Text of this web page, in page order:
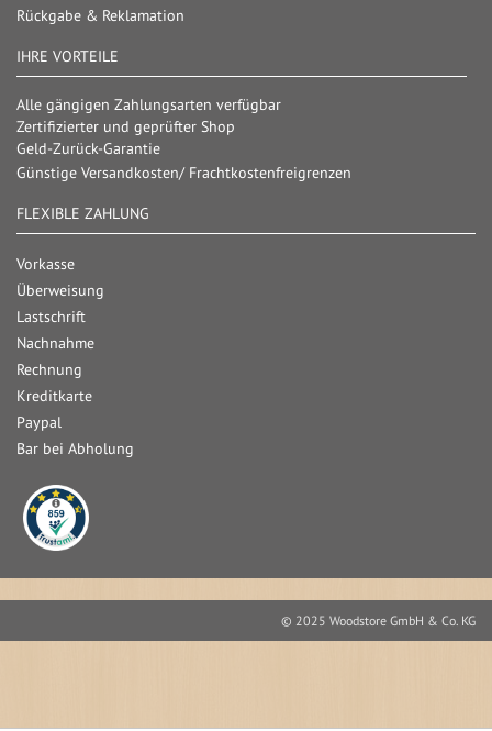
Rückgabe & Reklamation
IHRE VORTEILE
Alle gängigen Zahlungsarten verfügbar
Zertifizierter und geprüfter Shop
Geld-Zurück-Garantie
Günstige Versandkosten/ Frachtkostenfreigrenzen
FLEXIBLE ZAHLUNG
Vorkasse
Überweisung
Lastschrift
Nachnahme
Rechnung
Kreditkarte
Paypal
Bar bei Abholung
© 2025 Woodstore GmbH & Co. KG